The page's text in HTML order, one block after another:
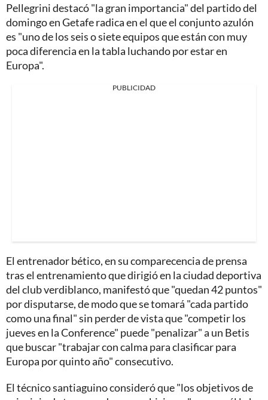
Pellegrini destacó "la gran importancia" del partido del
domingo en Getafe radica en el que el conjunto azulón
es "uno de los seis o siete equipos que están con muy
poca diferencia en la tabla luchando por estar en
Europa".
PUBLICIDAD
El entrenador bético, en su comparecencia de prensa
tras el entrenamiento que dirigió en la ciudad deportiva
del club verdiblanco, manifestó que "quedan 42 puntos"
por disputarse, de modo que se tomará "cada partido
como una final" sin perder de vista que "competir los
jueves en la Conference" puede "penalizar" a un Betis
que buscar "trabajar con calma para clasificar para
Europa por quinto año" consecutivo.
El técnico santiaguino consideró que "los objetivos de